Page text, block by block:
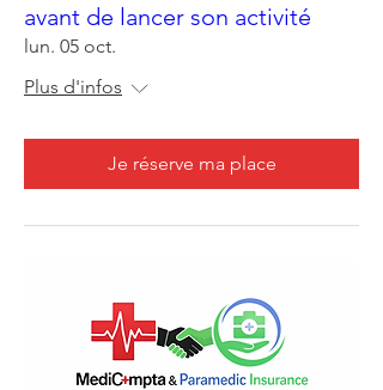
avant de lancer son activité
lun. 05 oct.
Plus d'infos
Je réserve ma place